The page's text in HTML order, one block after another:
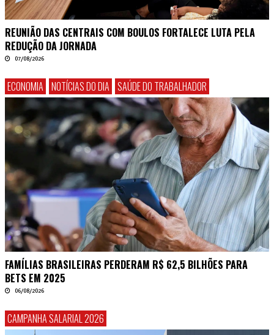
REUNIÃO DAS CENTRAIS COM BOULOS FORTALECE LUTA PELA
REDUÇÃO DA JORNADA
07/08/2026
ECONOMIA NOTÍCIAS DO DIA SAÚDE DO TRABALHADOR
FAMÍLIAS BRASILEIRAS PERDERAM R$ 62,5 BILHÕES PARA
BETS EM 2025
06/08/2026
CAMPANHA SALARIAL 2026